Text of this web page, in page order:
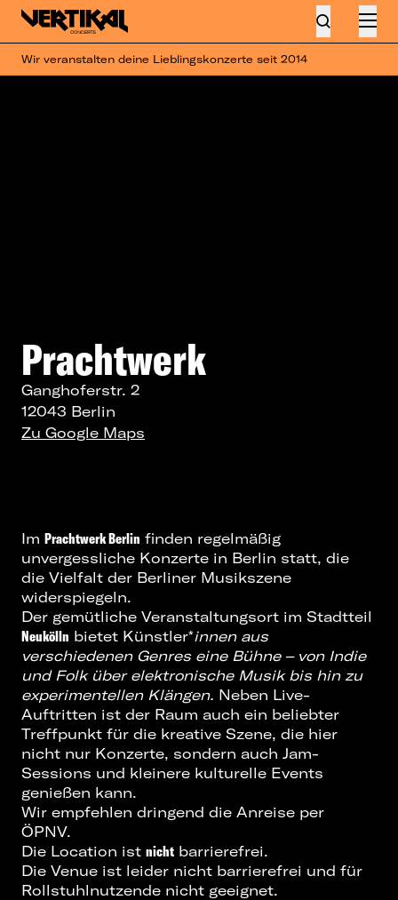
Wir veranstalten deine Lieblingskonzerte seit 2014
Prachtwerk
Ganghoferstr. 2
12043 Berlin
Zu Google Maps
Im Prachtwerk Berlin finden regelmäßig
unvergessliche Konzerte in Berlin statt, die
die Vielfalt der Berliner Musikszene
widerspiegeln.
Der gemütliche Veranstaltungsort im Stadtteil
Neukölln bietet Künstler*innen aus
verschiedenen Genres eine Bühne – von Indie
und Folk über elektronische Musik bis hin zu
experimentellen Klängen. Neben Live-
Auftritten ist der Raum auch ein beliebter
Treffpunkt für die kreative Szene, die hier
nicht nur Konzerte, sondern auch Jam-
Sessions und kleinere kulturelle Events
genießen kann.
Wir empfehlen dringend die Anreise per
ÖPNV.
Die Location ist nicht barrierefrei.
Die Venue ist leider nicht barrierefrei und für
Rollstuhlnutzende nicht geeignet.